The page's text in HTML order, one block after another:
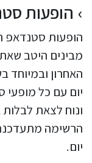
הופעות
הופעות סטנדאפ
מבינים היטב
האחרון ובמיוחד
יום עם כל
ונוח לצאת
הרשימה
יום.